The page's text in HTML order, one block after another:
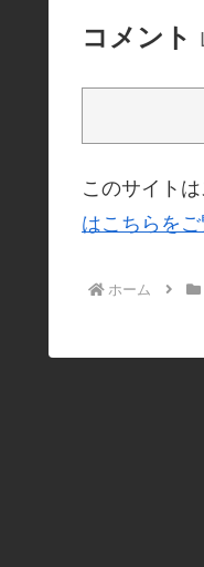
コメント
このサイト
はこちらを
ホーム